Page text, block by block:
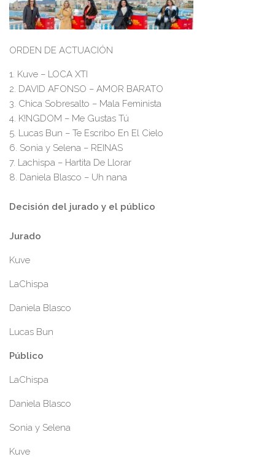
ORDEN DE ACTUACIÓN
1. Kuve – LOCA XTI
2. DAVID AFONSO – AMOR BARATO
3. Chica Sobresalto – Mala Feminista
4. K!NGDOM – Me Gustas Tú
5. Lucas Bun – Te Escribo En El Cielo
6. Sonia y Selena – REINAS
7. Lachispa – Hartita De Llorar
8. Daniela Blasco – Uh nana
Decisión del jurado y el público
Jurado
Kuve
LaChispa
Daniela Blasco
Lucas Bun
Público
LaChispa
Daniela Blasco
Sonia y Selena
Kuve